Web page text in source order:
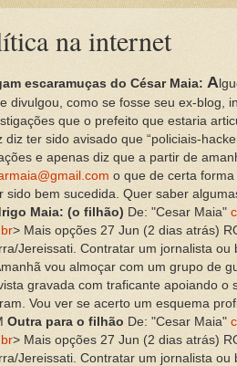
na internet
escaramuças do César Maia: A
divulgou, como se fosse seu ex-blog,
que o prefeito que estaria
diz ter sido avisado que “policiais-
e apenas diz que a partir de
o que de certa
sido bem sucedida. Quer saber
Maia: (o filhão) De: "Cesar Maia"
> Mais opções 27 Jun (2 dias atrás)
Jereissati. Contratar um jornalista
vou almoçar com um grupo de
gravada com traficante apoiando o
Vou ver se acerto um esquema
Outra para o filhão De: "Cesar Maia"
> Mais opções 27 Jun (2 dias atrás)
Jereissati. Contratar um jornalista